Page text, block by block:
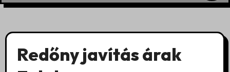
Redőny javítás árak